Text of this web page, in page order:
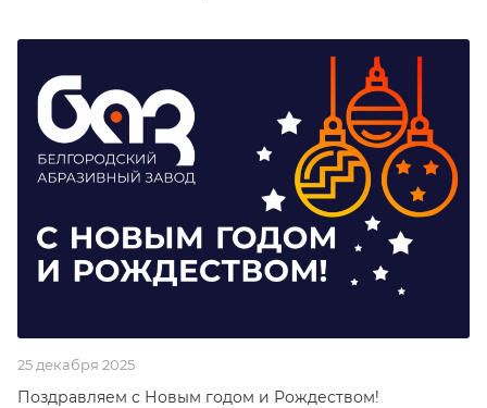
25 декабря 2025
Поздравляем с Новым годом и Рождеством!